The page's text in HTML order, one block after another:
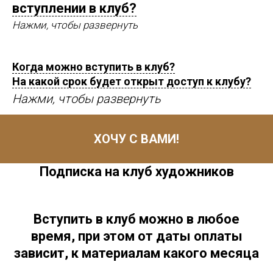
вступлении в клуб?
Нажми, чтобы развернуть
Когда можно вступить в клуб?
На какой срок будет открыт доступ к клубу?
Нажми, чтобы развернуть
ХОЧУ С ВАМИ!
Подписка на клуб художников
Вступить в клуб можно в любое
время, при этом от даты оплаты
зависит, к материалам какого месяца